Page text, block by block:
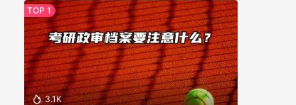
3.1K